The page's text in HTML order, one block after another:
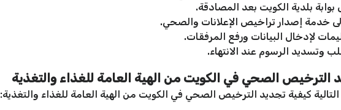
بوابة بلدية الكويت بعد المصادقة.
خدمة إصدار تراخيص الإعلانات والصحي.
لإدخال البيانات ورفع المرفقات.
وتسديد الرسوم عند الانتهاء.
الترخيص الصحي في الكويت من الهية العامة للغذاء والتغذية
كيفية تجديد الترخيص الصحي في الكويت من الهية العامة للغذاء والتغذية: